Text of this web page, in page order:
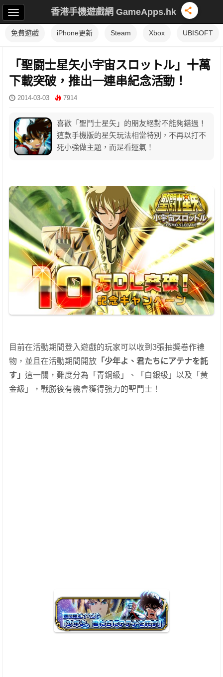
香港手機遊戲網 GameApps.hk
免費遊戲 iPhone更新 Steam Xbox UBISOFT
「聖闘士星矢小宇宙スロットル」十萬
下載突破，推出一連串紀念活動！
2014-03-03 7914
喜歡「聖鬥士星矢」的朋友絕對不能夠錯過！
這款手機版的星矢玩法相當特別，不再以打不
死小強做主題，而是看運氣！
目前在活動期間登入遊戲的玩家可以收到3張抽獎卷作禮
物，並且在活動期間開放 「少年よ、君たちにアテナを託
す」 這一關，難度分為 「青銅級」、「白銀級」以及「黄
金級」，戰勝後有機會獲得強力的聖鬥士！